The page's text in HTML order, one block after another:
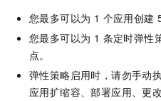
您最多可以为 1 个应用创建
您最多可以为 1 条定时弹性
点。
弹性策略启用时，请勿手动
应用扩缩容、部署应用、更